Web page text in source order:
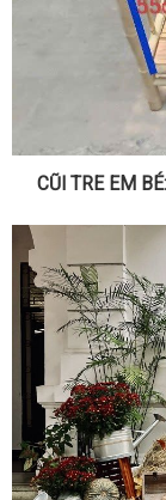
CŨI TRE EM